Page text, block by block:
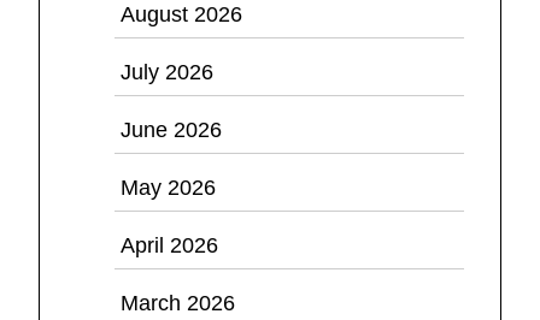
August 2026
July 2026
June 2026
May 2026
April 2026
March 2026